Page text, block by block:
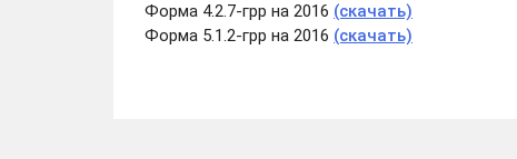
Форма 4.2.7-грр на 2016 (скачать)
Форма 5.1.2-грр на 2016 (скачать)